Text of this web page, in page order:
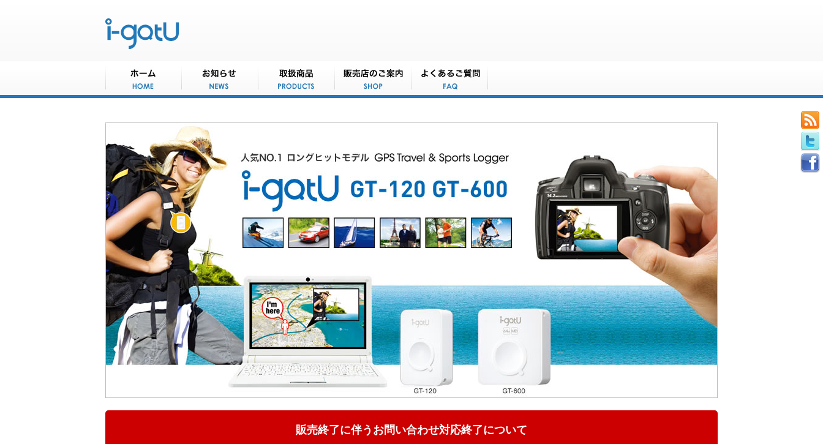
販売終了に伴うお問い合わせ対応終了について